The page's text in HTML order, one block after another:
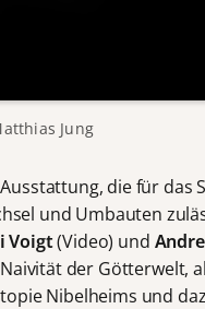
Jung
die für das
und Umbauten
Voigt(Video) und
der Götterwelt,
Nibelheims und